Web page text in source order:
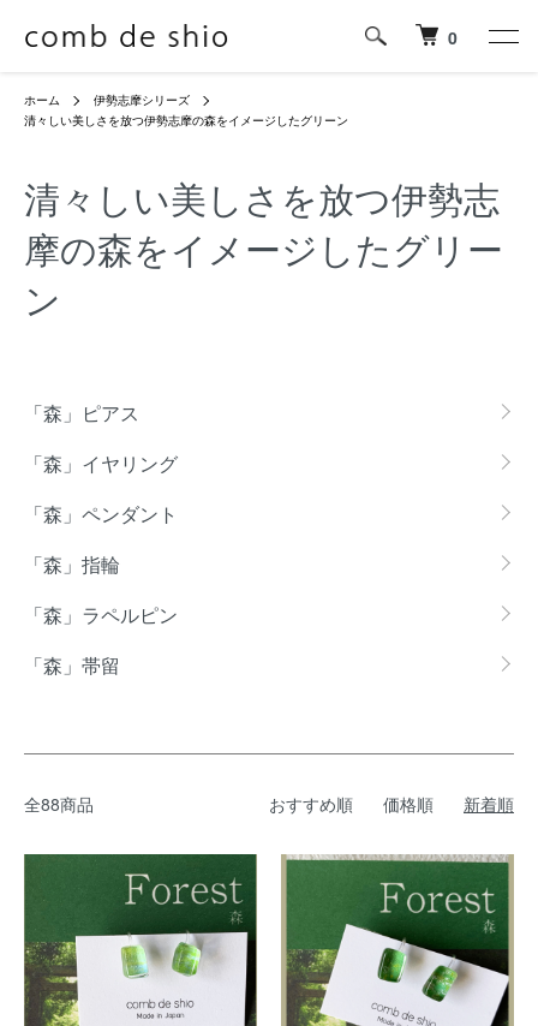
0
ホーム
伊勢志摩シリーズ
清々しい美しさを放つ伊勢志摩の森をイメージしたグリーン
清々しい美しさを放つ伊勢志
摩の森をイメージしたグリー
ン
「森」ピアス
「森」イヤリング
「森」ペンダント
「森」指輪
「森」ラペルピン
「森」帯留
全88商品 おすすめ順 価格順 新着順